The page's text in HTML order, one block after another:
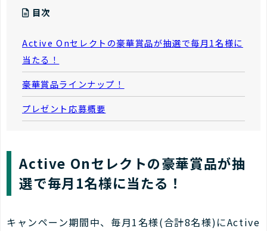
目次
Active Onセレクトの豪華賞品が抽選で毎月1名様に
当たる！
豪華賞品ラインナップ！
プレゼント応募概要
Active Onセレクトの豪華賞品が抽
選で毎月1名様に当たる！
キャンペーン期間中、毎月1名様(合計8名様)にActive